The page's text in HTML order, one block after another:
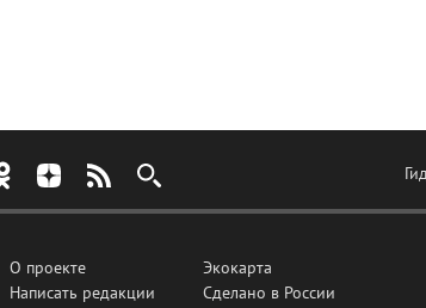
О проекте
Написать редакции
Экокарта
Сделано в России